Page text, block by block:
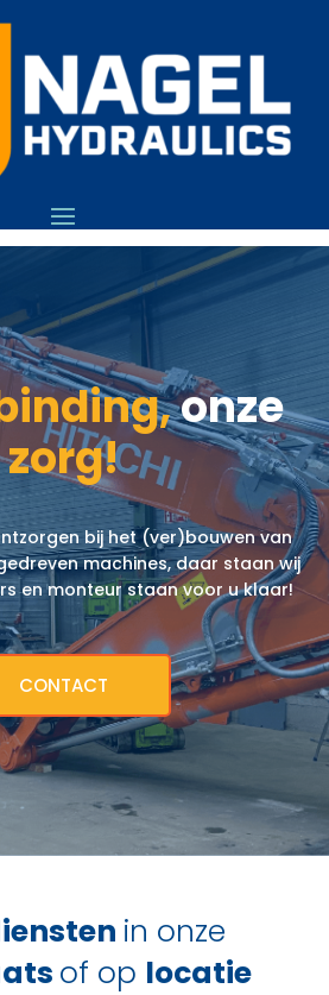
onze
zorg!
bij het (ver)bouwen van
machines, daar staan wij
en monteur staan voor u klaar!
CONTACT
in onze
of op locatie